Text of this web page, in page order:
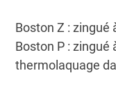
Boston Z : zingué
Boston P : zingué
thermolaquage